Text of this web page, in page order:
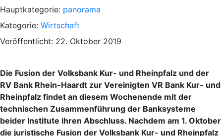
Hauptkategorie: panorama
Kategorie: Wirtschaft
Veröffentlicht: 22. Oktober 2019
Die Fusion der Volksbank Kur- und Rheinpfalz und der
RV Bank Rhein-Haardt zur Vereinigten VR Bank Kur- und
Rheinpfalz findet an diesem Wochenende mit der
technischen Zusammenführung der Banksysteme
beider Institute ihren Abschluss. Nachdem am 1. Oktober
die juristische Fusion der Volksbank Kur- und Rheinpfalz